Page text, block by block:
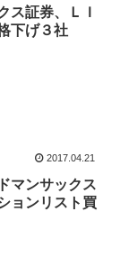
ス証券、ＬＩ
下げ３社
2017.04.21
マンサックス
ョンリスト買